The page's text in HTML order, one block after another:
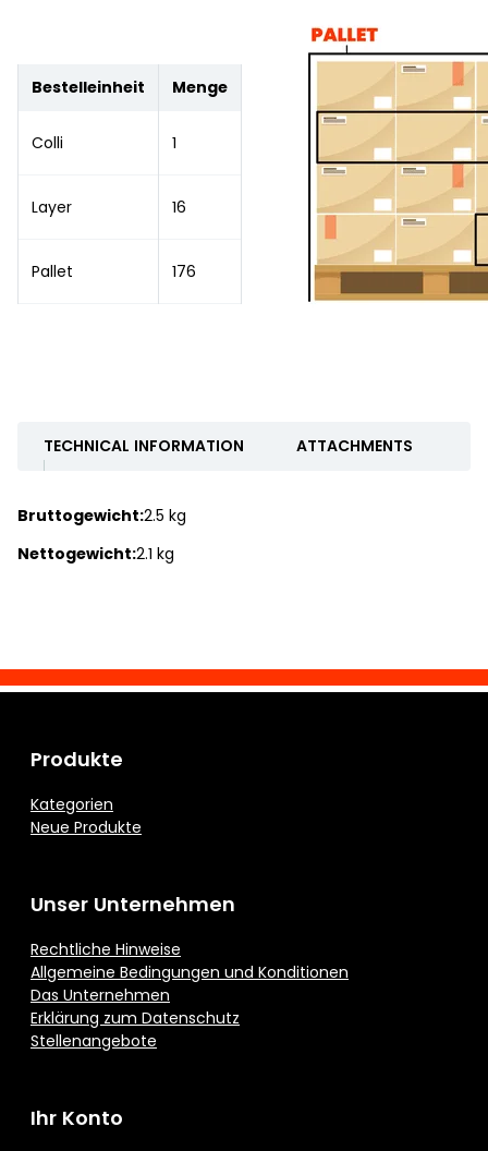
Bestelleinheit Menge
Colli 1
Layer 16
Pallet 176
TECHNICAL INFORMATION ATTACHMENTS
Bruttogewicht:2.5 kg
Nettogewicht:2.1 kg
Produkte
Kategorien
Neue Produkte
Unser Unternehmen
Rechtliche Hinweise
Allgemeine Bedingungen und Konditionen
Das Unternehmen
Erklärung zum Datenschutz
Stellenangebote
Ihr Konto